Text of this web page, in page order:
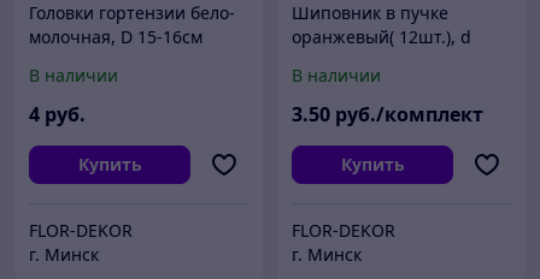
Головки гортензии бело-
молочная, D 15-16см
В наличии
4 руб.
Купить
FLOR-DEKOR
г. Минск
Шиповник в пучке
оранжевый( 12шт.), d
В наличии
3.50 руб./комплект
Купить
FLOR-DEKOR
г. Минск